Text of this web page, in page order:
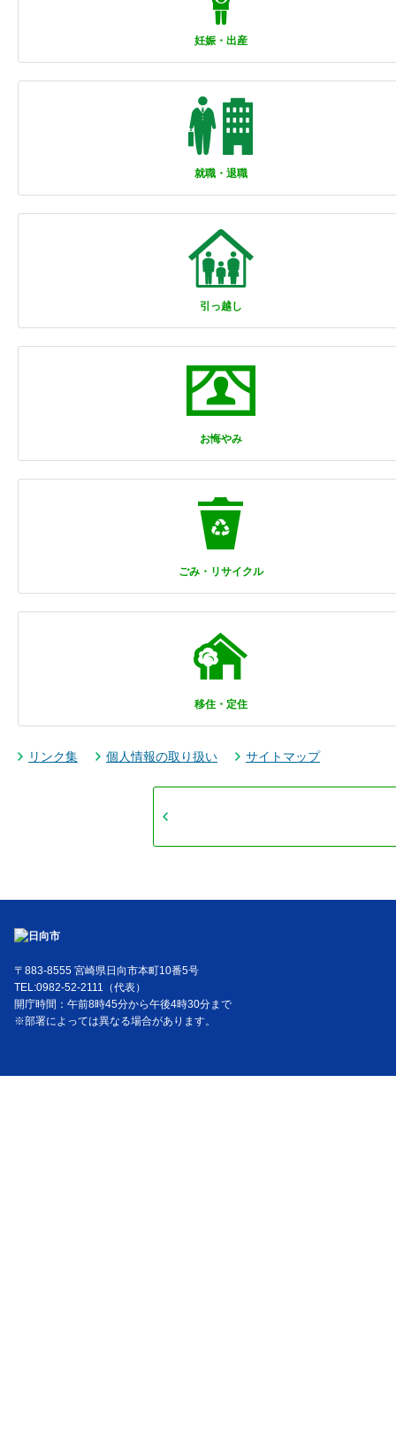
妊娠・出産
就職・退職
引っ越し
お悔やみ
ごみ・リサイクル
移住・定住
リンク集 個人情報の取り扱い サイトマップ
〒883-8555 宮崎県日向市本町10番5号
TEL:0982-52-2111（代表）
開庁時間：午前8時45分から午後4時30分まで
※部署によっては異なる場合があります。